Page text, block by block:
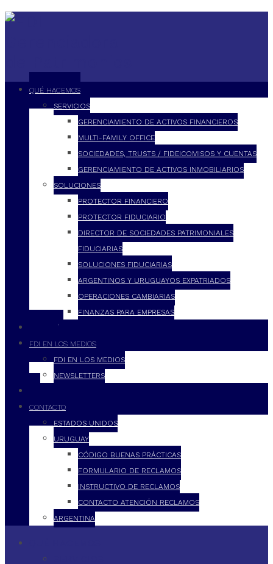
QUÉ HACEMOS
SERVICIOS
GERENCIAMIENTO DE ACTIVOS FINANCIEROS
MULTI-FAMILY OFFICE
SOCIEDADES, TRUSTS / FIDEICOMISOS Y CUENTAS
GERENCIAMIENTO DE ACTIVOS INMOBILIARIOS
SOLUCIONES
PROTECTOR FINANCIERO
PROTECTOR FIDUCIARIO
DIRECTOR DE SOCIEDADES PATRIMONIALES
FIDUCIARIAS
SOLUCIONES FIDUCIARIAS
ARGENTINOS Y URUGUAYOS EXPATRIADOS
OPERACIONES CAMBIARIAS
FINANZAS PARA EMPRESAS
FILOSOFÍA
FDI EN LOS MEDIOS
FDI EN LOS MEDIOS
NEWSLETTERS
CONTACTO
ESTADOS UNIDOS
URUGUAY
CÓDIGO BUENAS PRÁCTICAS
FORMULARIO DE RECLAMOS
INSTRUCTIVO DE RECLAMOS
CONTACTO ATENCIÓN RECLAMOS
ARGENTINA